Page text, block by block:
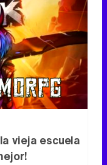
vieja escuela